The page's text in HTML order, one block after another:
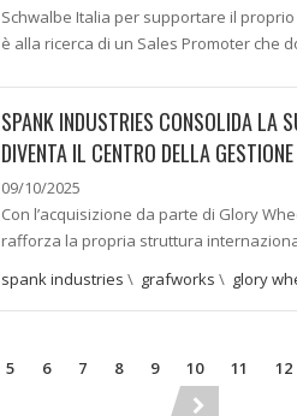
Schwalbe Italia per supportare il
è alla ricerca di un Sales Promoter che
SPANK INDUSTRIES CONSOLIDA LA
DIVENTA IL CENTRO DELLA
09/10/2025
Con l’acquisizione da parte di Glory
rafforza la propria struttura
spank industries \ grafworks \ glory
5 6 7 8 9 10 11 12